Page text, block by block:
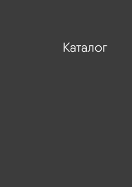
Каталог